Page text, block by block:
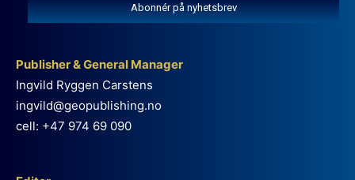
Abonnér på nyhetsbrev
Publisher & General Manager
Ingvild Ryggen Carstens
ingvild@geopublishing.no
cell: +47 974 69 090